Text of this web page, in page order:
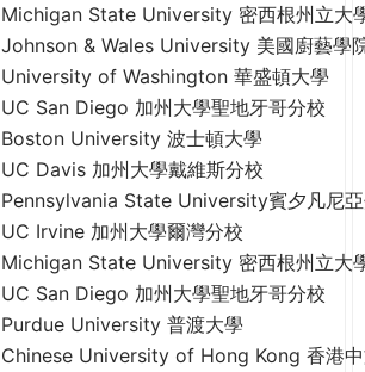
Michigan State University 密西根州立大
Johnson & Wales University 美國廚藝學
University of Washington 華盛頓大學
UC San Diego 加州大學聖地牙哥分校
Boston University 波士頓大學
UC Davis 加州大學戴維斯分校
Pennsylvania State University賓夕凡尼
UC Irvine 加州大學爾灣分校
Michigan State University 密西根州立大
UC San Diego 加州大學聖地牙哥分校
Purdue University 普渡大學
Chinese University of Hong Kong 香港